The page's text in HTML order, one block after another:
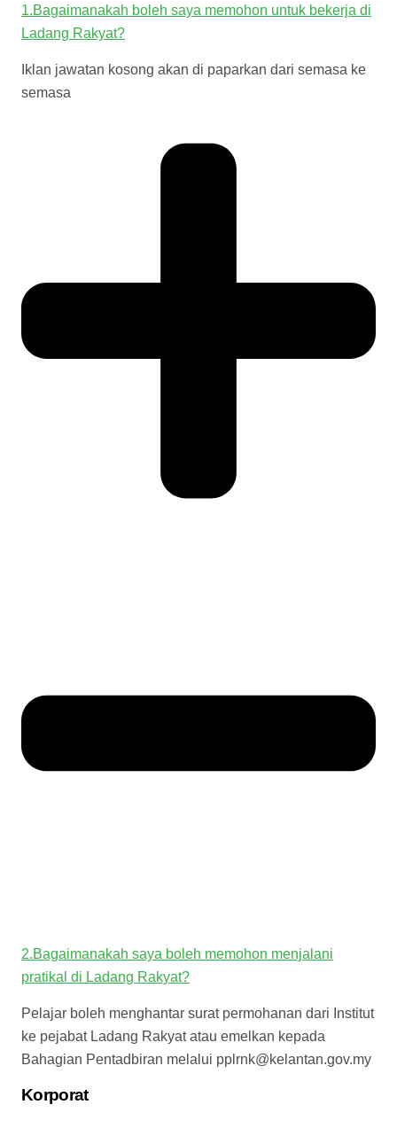
1.Bagaimanakah boleh saya memohon untuk bekerja di
Ladang Rakyat?
Iklan jawatan kosong akan di paparkan dari semasa ke
semasa
2.Bagaimanakah saya boleh memohon menjalani
pratikal di Ladang Rakyat?
Pelajar boleh menghantar surat permohanan dari Institut
ke pejabat Ladang Rakyat atau emelkan kepada
Bahagian Pentadbiran melalui pplrnk@kelantan.gov.my
Korporat